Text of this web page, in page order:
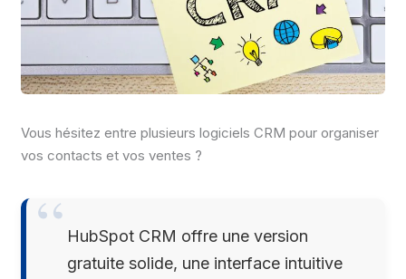
Vous hésitez entre plusieurs logiciels CRM pour organiser
vos contacts et vos ventes ?
HubSpot CRM offre une version
gratuite solide, une interface intuitive